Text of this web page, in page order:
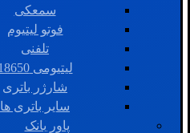
سمعکی
فوتو لیتیوم
تلفنی
لیتیومی 18650
شارژر باتری
سایر باتری ها
پاور بانک